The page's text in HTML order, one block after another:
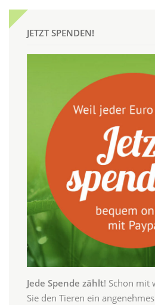
JETZT SPENDEN!
Jede Spende zählt! Schon mit
Sie den Tieren ein